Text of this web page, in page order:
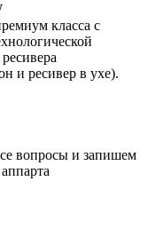
класса с
и ресивер в ухе).
вопросы и запишем